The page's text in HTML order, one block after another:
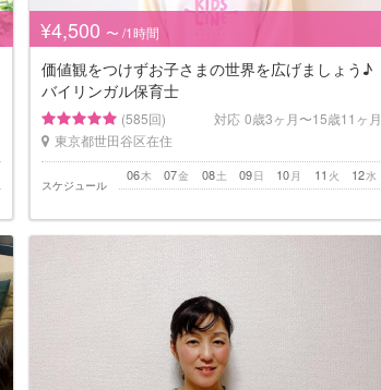
¥4,500 〜 /1時間
価値観をつけずお子さまの世界を広げましょう♪
バイリンガル保育士
(585回) 対応 0歳3ヶ月〜15歳11ヶ月
東京都世田谷区在住
スケジュール
木
06 金
07 土
08 日
09 月
10 火
11 水
12